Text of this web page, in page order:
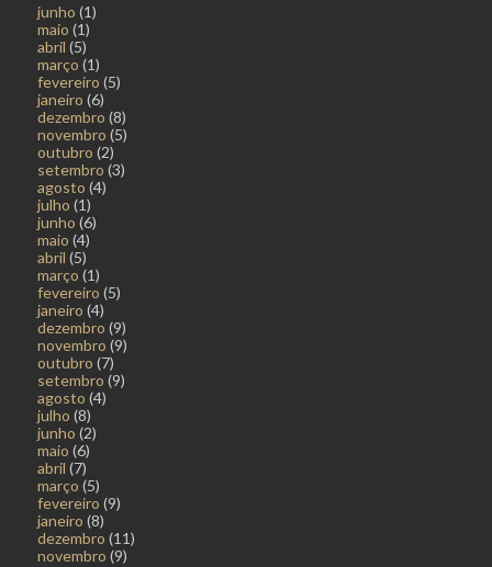
junho (1)
maio (1)
abril (5)
março (1)
fevereiro (5)
janeiro (6)
dezembro (8)
novembro (5)
outubro (2)
setembro (3)
agosto (4)
julho (1)
junho (6)
maio (4)
abril (5)
março (1)
fevereiro (5)
janeiro (4)
dezembro (9)
novembro (9)
outubro (7)
setembro (9)
agosto (4)
julho (8)
junho (2)
maio (6)
abril (7)
março (5)
fevereiro (9)
janeiro (8)
dezembro (11)
novembro (9)